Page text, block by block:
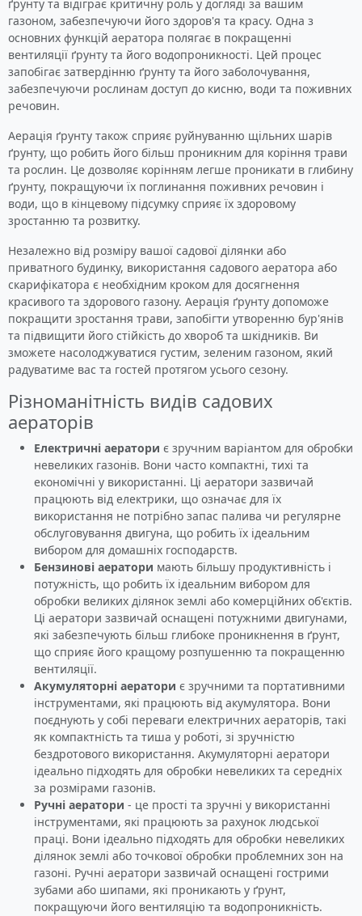
ґрунту та відіграє критичну роль у догляді за вашим
газоном, забезпечуючи його здоров'я та красу. Одна з
основних функцій аератора полягає в покращенні
вентиляції ґрунту та його водопроникності. Цей процес
запобігає затвердінню ґрунту та його заболочування,
забезпечуючи рослинам доступ до кисню, води та поживних
речовин.
Аерація ґрунту також сприяє руйнуванню щільних шарів
ґрунту, що робить його більш проникним для коріння трави
та рослин. Це дозволяє корінням легше проникати в глибину
ґрунту, покращуючи їх поглинання поживних речовин і
води, що в кінцевому підсумку сприяє їх здоровому
зростанню та розвитку.
Незалежно від розміру вашої садової ділянки або
приватного будинку, використання садового аератора або
скарифікатора є необхідним кроком для досягнення
красивого та здорового газону. Аерація ґрунту допоможе
покращити зростання трави, запобігти утворенню бур'янів
та підвищити його стійкість до хвороб та шкідників. Ви
зможете насолоджуватися густим, зеленим газоном, який
радуватиме вас та гостей протягом усього сезону.
Різноманітність видів садових
аераторів
Електричні аератори є зручним варіантом для обробки
невеликих газонів. Вони часто компактні, тихі та
економічні у використанні. Ці аератори зазвичай
працюють від електрики, що означає для їх
використання не потрібно запас палива чи регулярне
обслуговування двигуна, що робить їх ідеальним
вибором для домашніх господарств.
Бензинові аератори мають більшу продуктивність і
потужність, що робить їх ідеальним вибором для
обробки великих ділянок землі або комерційних об'єктів.
Ці аератори зазвичай оснащені потужними двигунами,
які забезпечують більш глибоке проникнення в ґрунт,
що сприяє його кращому розпушенню та покращенню
вентиляції.
Акумуляторні аератори є зручними та портативними
інструментами, які працюють від акумулятора. Вони
поєднують у собі переваги електричних аераторів, такі
як компактність та тиша у роботі, зі зручністю
бездротового використання. Акумуляторні аератори
ідеально підходять для обробки невеликих та середніх
за розмірами газонів.
Ручні аератори - це прості та зручні у використанні
інструментами, які працюють за рахунок людської
праці. Вони ідеально підходять для обробки невеликих
ділянок землі або точкової обробки проблемних зон на
газоні. Ручні аератори зазвичай оснащені гострими
зубами або шипами, які проникають у ґрунт,
покращуючи його вентиляцію та водопроникність.